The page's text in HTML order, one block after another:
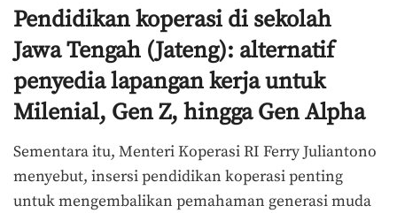
Pendidikan koperasi di sekolah
Jawa Tengah (Jateng): alternatif
penyedia lapangan kerja untuk
Milenial, Gen Z, hingga Gen Alpha
Sementara itu, Menteri Koperasi RI Ferry Juliantono
menyebut, insersi pendidikan koperasi penting
untuk mengembalikan pemahaman generasi muda